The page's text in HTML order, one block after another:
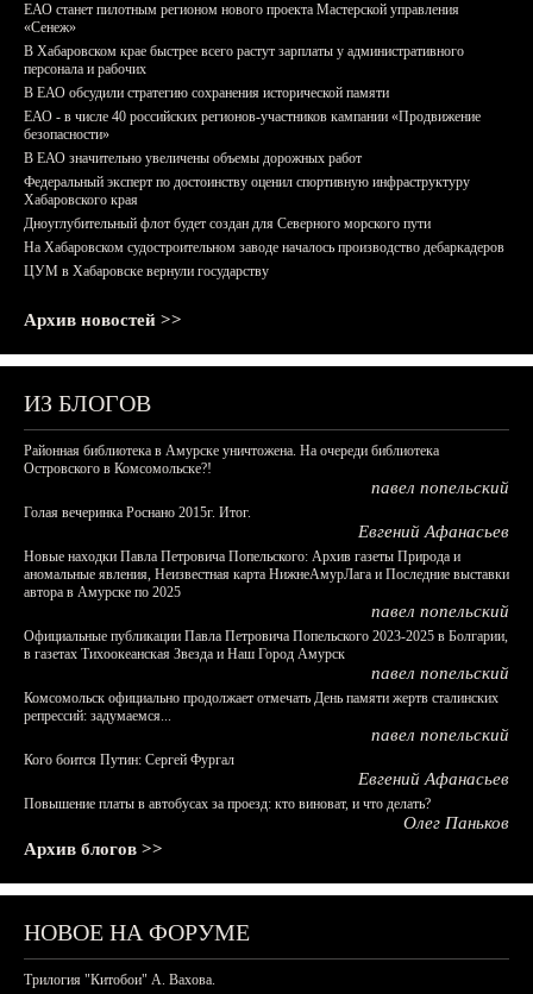
ЕАО станет пилотным регионом нового проекта Мастерской управления
«Сенеж»
В Хабаровском крае быстрее всего растут зарплаты у административного
персонала и рабочих
В ЕАО обсудили стратегию сохранения исторической памяти
ЕАО - в числе 40 российских регионов-участников кампании «Продвижение
безопасности»
В ЕАО значительно увеличены объемы дорожных работ
Федеральный эксперт по достоинству оценил спортивную инфраструктуру
Хабаровского края
Дноуглубительный флот будет создан для Северного морского пути
На Хабаровском судостроительном заводе началось производство дебаркадеров
ЦУМ в Хабаровске вернули государству
Архив новостей >>
ИЗ БЛОГОВ
Районная библиотека в Амурске уничтожена. На очереди библиотека
Островского в Комсомольске?!
павел попельский
Голая вечеринка Роснано 2015г. Итог.
Евгений Афанасьев
Новые находки Павла Петровича Попельского: Архив газеты Природа и
аномальные явления, Неизвестная карта НижнеАмурЛага и Последние выставки
автора в Амурске по 2025
павел попельский
Официальные публикации Павла Петровича Попельского 2023-2025 в Болгарии,
в газетах Тихоокеанская Звезда и Наш Город Амурск
павел попельский
Комсомольск официально продолжает отмечать День памяти жертв сталинских
репрессий: задумаемся...
павел попельский
Кого боится Путин: Сергей Фургал
Евгений Афанасьев
Повышение платы в автобусах за проезд: кто виноват, и что делать?
Олег Паньков
Архив блогов >>
НОВОЕ НА ФОРУМЕ
Трилогия "Китобои" А. Вахова.